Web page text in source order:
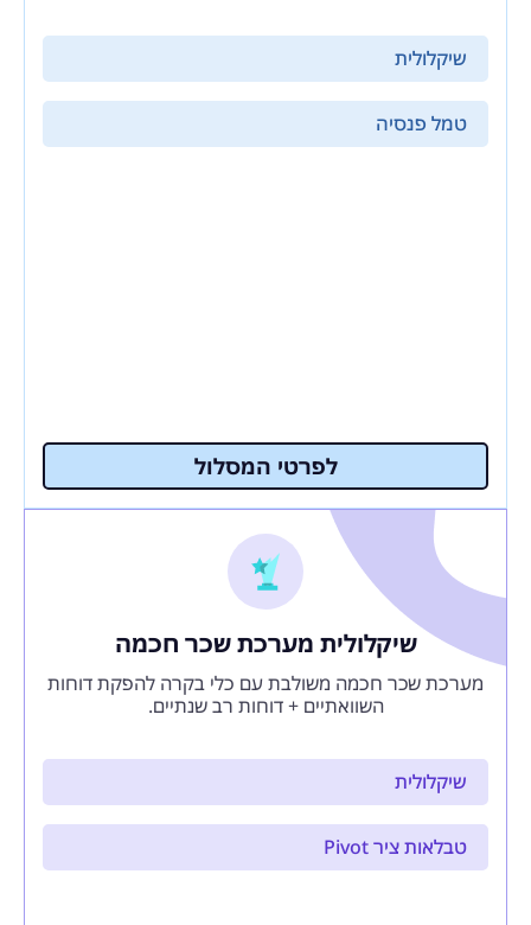
שיקלולית
טמל פנסיה
לפרטי המסלול
שיקלולית מערכת שכר חכמה
מערכת שכר חכמה משולבת עם כלי בקרה להפקת דוחות
השוואתיים + דוחות רב שנתיים.
שיקלולית
טבלאות ציר Pivot